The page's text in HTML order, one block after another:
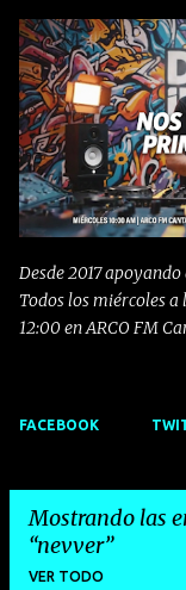
Desde 2017
Todos los miércoles a
12:00 en ARCO FM
FACEBOOK
Mostrando las
nevver
VER TODO